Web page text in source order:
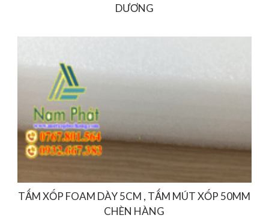
DƯƠNG
TẤM XỐP FOAM DÀY 5CM , TẤM MÚT XỐP 50MM
CHÈN HÀNG